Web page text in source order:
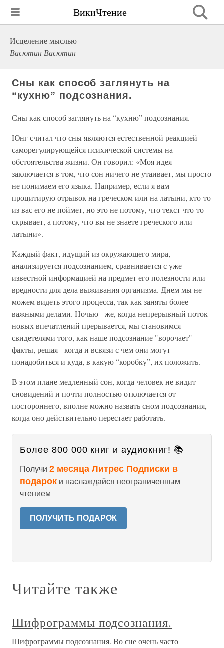
ВикиЧтение
Исцеление мыслью
Васютин Васютин
Сны как способ заглянуть на
“кухню” подсознания.
Сны как способ заглянуть на “кухню” подсознания.
Юнг считал что сны являются естественной реакцией
саморегулирующейся психической системы на
обстоятельства жизни. Он говорил: «Моя идея
заключается в том, что сон ничего не утаивает, мы просто
не понимаем его языка. Например, если я вам
процитирую отрывок на греческом или на латыни, кто-то
из вас его не поймет, но это не потому, что текст что-то
скрывает, а потому, что вы не знаете греческого или
латыни».
Каждый факт, идущий из окружающего мира,
анализируется подсознанием, сравнивается с уже
известной информацией на предмет его полезности или
вредности для дела выживания организма. Днем мы не
можем видеть этого процесса, так как заняты более
важными делами. Ночью - же, когда непрерывный поток
новых впечатлений прерывается, мы становимся
свидетелями того, как наше подсознание "ворочает"
факты, решая - когда и всвязи с чем они могут
понадобиться и куда, в какую “коробку”, их положить.
В этом плане медленный сон, когда человек не видит
сновидений и почти полностью отключается от
постороннего, вполне можно назвать сном подсознания,
когда оно действительно перестает работать.
Более 800 000 книг и аудиокниг! 📚
Получи 2 месяца Литрес Подписки в
подарок и наслаждайся неограниченным
чтением
ПОЛУЧИТЬ ПОДАРОК
Читайте также
Шифрограммы подсознания.
Шифрограммы подсознания. Во сне очень часто